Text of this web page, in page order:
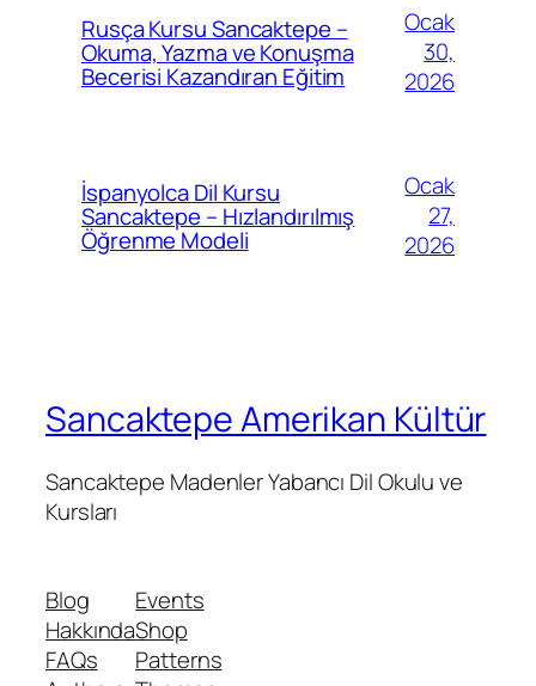
Rusça Kursu Sancaktepe –
Okuma, Yazma ve Konuşma
Becerisi Kazandıran Eğitim
Ocak
30,
2026
İspanyolca Dil Kursu
Sancaktepe – Hızlandırılmış
Öğrenme Modeli
Ocak
27,
2026
Sancaktepe Amerikan Kültür
Sancaktepe Madenler Yabancı Dil Okulu ve
Kursları
Blog
Hakkında
FAQs
Events
Shop
Patterns